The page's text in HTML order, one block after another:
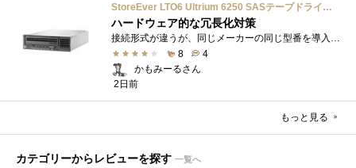
StoreEver LTO6 Ultrium 6250 SASテープドライブ(内蔵型)
ハードウェア的な冗長化対策
8
4
かもみーるさん
2日前
もっと見る
カテゴリーからレビューを探す 一覧へ